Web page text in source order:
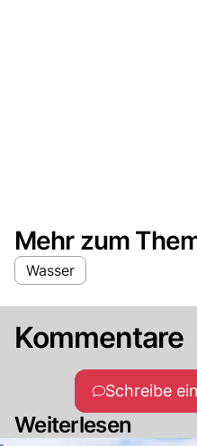
Mehr zum
Wasser
Kommentare
Schreibe
Weiterlesen